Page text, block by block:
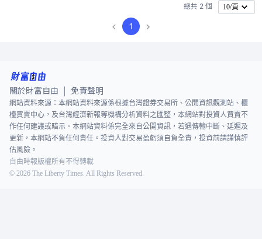
1.02元。聯光通今日開低走低，終場下跌3.35元，以
44.65元作收，跌幅6.98%，月跌幅1.59
總共 2 個 10/頁
1
關於財富自由 免責聲明
網站資料來源：本網站資料來源係根據台灣證券交易所、公開資訊觀測站、櫃
檯買賣中心，及台灣經濟新報等機構分析資料之匯整，本網站對投資人買賣不
作任何建議或暗示。本網站資料係完全來自公開資訊，若遇傳輸中斷、延遲及
更新，本網站不負任何責任。投資人對交易盈虧須自負全責，投資前請謹慎評
估風險。
自由時報版權所有不得轉載
© 2026 The Liberty Times. All Rights Reserved.